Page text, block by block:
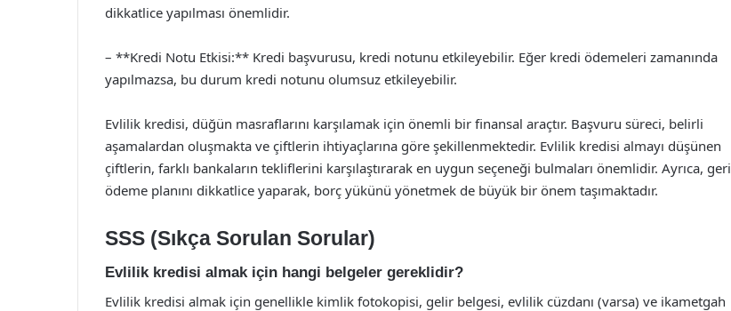
dikkatlice yapılması önemlidir.
– **Kredi Notu Etkisi:** Kredi başvurusu, kredi notunu etkileyebilir. Eğer kredi ödemeleri zamanında
yapılmazsa, bu durum kredi notunu olumsuz etkileyebilir.
Evlilik kredisi, düğün masraflarını karşılamak için önemli bir finansal araçtır. Başvuru süreci, belirli
aşamalardan oluşmakta ve çiftlerin ihtiyaçlarına göre şekillenmektedir. Evlilik kredisi almayı düşünen
çiftlerin, farklı bankaların tekliflerini karşılaştırarak en uygun seçeneği bulmaları önemlidir. Ayrıca, geri
ödeme planını dikkatlice yaparak, borç yükünü yönetmek de büyük bir önem taşımaktadır.
SSS (Sıkça Sorulan Sorular)
Evlilik kredisi almak için hangi belgeler gereklidir?
Evlilik kredisi almak için genellikle kimlik fotokopisi, gelir belgesi, evlilik cüzdanı (varsa) ve ikametgah